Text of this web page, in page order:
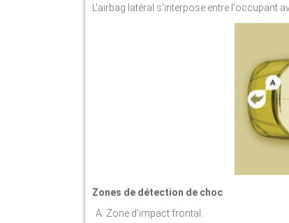
L'airbag latéral s'interpose entre l'occupant
Zones de détection de choc
Zone d'impact frontal.